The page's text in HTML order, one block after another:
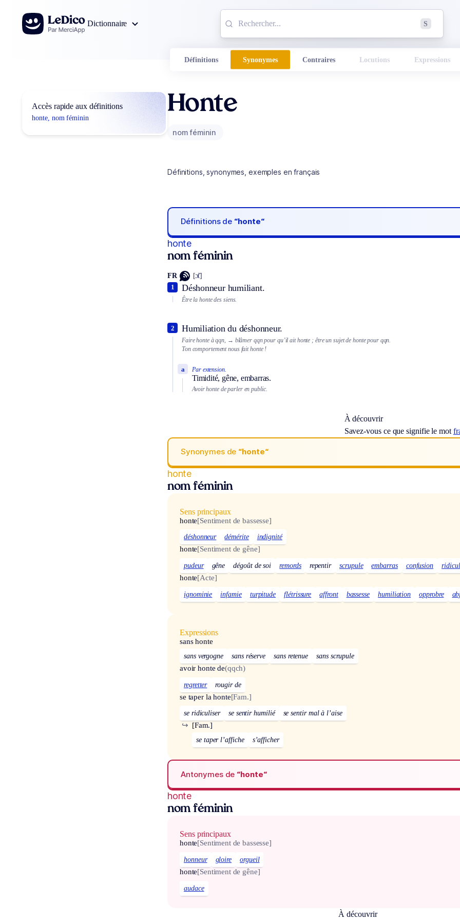
Aller au contenu
Dictionnaire
S
Définitions Synonymes Contraires Locutions Expressions
Accès rapide aux définitions
honte, nom féminin
Honte
nom féminin
Définitions, synonymes, exemples en français
Définitions de “honte“
honte
nom féminin
FR [ɔ̃t]
Déshonneur humiliant.
1
Être la honte des siens.
Humiliation du déshonneur.
2
Faire honte à qqn, → blâmer qqn pour qu’il ait honte ; être un sujet de honte pour qqn.
Ton comportement nous fait honte !
Par extension.
Timidité, gêne, embarras.
a
Avoir honte de parler en public.
À découvrir
Savez-vous ce que signifie le mot
Synonymes de “honte“
honte
nom féminin
Sens principaux
honte[Sentiment de bassesse]
déshonneur démérite indignité
honte[Sentiment de gêne]
pudeur gêne dégoût de soi remords repentir scrupule embarras confusion
honte[Acte]
ignominie infamie turpitude flétrissure affront bassesse humiliation opprobre
Expressions
sans honte
sans vergogne sans réserve sans retenue sans scrupule
avoir honte de(qqch)
regretter rougir de
se taper la honte[Fam.]
se ridiculiser se sentir humilié se sentir mal à l’aise
[Fam.]
↪
se taper l’affiche s’afficher
Antonymes de “honte“
honte
nom féminin
Sens principaux
honte[Sentiment de bassesse]
honneur gloire orgueil
honte[Sentiment de gêne]
audace
À découvrir